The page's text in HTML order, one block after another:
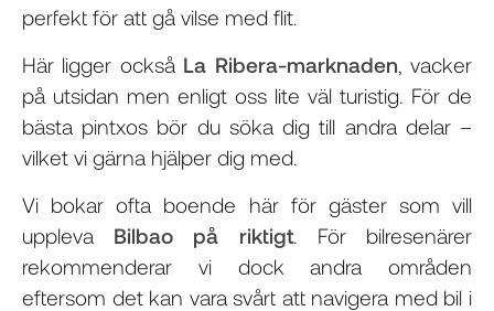
perfekt för att gå vilse med flit.
Här ligger också La Ribera-marknaden, vacker
på utsidan men enligt oss lite väl turistig. För de
bästa pintxos bör du söka dig till andra delar –
vilket vi gärna hjälper dig med.
Vi bokar ofta boende här för gäster som vill
uppleva Bilbao på riktigt. För bilresenärer
rekommenderar vi dock andra områden
eftersom det kan vara svårt att navigera med bil i